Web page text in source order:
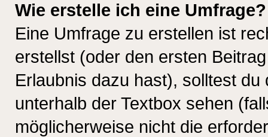
Wie erstelle ich eine Umfrage?
Eine Umfrage zu erstellen ist
erstellst (oder den ersten
Erlaubnis dazu hast), solltest
unterhalb der Textbox sehen
möglicherweise nicht die